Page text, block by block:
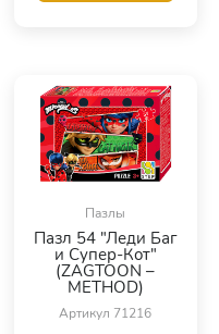
Пазлы
Пазл 54 "Леди Баг
и Супер-Кот"
(ZAGTOON –
METHOD)
Артикул 71216